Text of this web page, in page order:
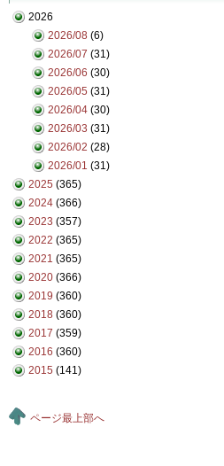
2026
2026/08 (6)
2026/07 (31)
2026/06 (30)
2026/05 (31)
2026/04 (30)
2026/03 (31)
2026/02 (28)
2026/01 (31)
2025 (365)
2024 (366)
2023 (357)
2022 (365)
2021 (365)
2020 (366)
2019 (360)
2018 (360)
2017 (359)
2016 (360)
2015 (141)
ページ最上部へ